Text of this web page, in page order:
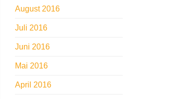
August 2016
Juli 2016
Juni 2016
Mai 2016
April 2016